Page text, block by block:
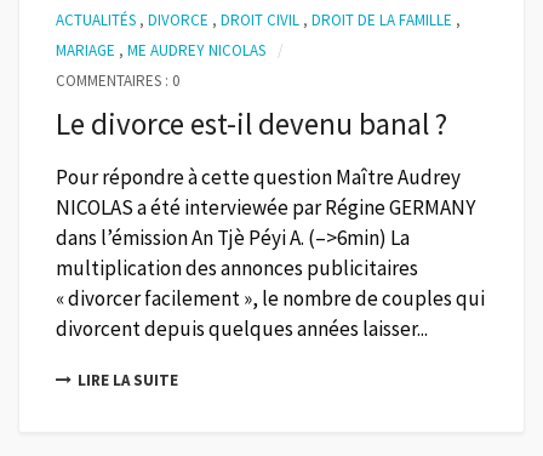
ACTUALITÉS , DIVORCE , DROIT CIVIL , DROIT DE LA FAMILLE ,
MARIAGE , ME AUDREY NICOLAS
COMMENTAIRES : 0
Le divorce est-il devenu banal ?
Pour répondre à cette question Maître Audrey
NICOLAS a été interviewée par Régine GERMANY
dans l’émission An Tjè Péyi A. (–>6min) La
multiplication des annonces publicitaires
« divorcer facilement », le nombre de couples qui
divorcent depuis quelques années laisser...
LIRE LA SUITE